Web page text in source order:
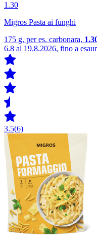
1.30
Migros Pasta ai funghi
175 g, per es. carbonara,
6.8 al 19.8.2026, fino a
3.5(6)